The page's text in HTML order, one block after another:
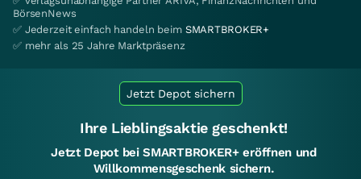
BörsenNews
✅ Jederzeit einfach handeln beim SMARTBROKER+
✅ mehr als 25 Jahre Marktpräsenz
Jetzt Depot sichern
Ihre Lieblingsaktie geschenkt!
Jetzt Depot bei SMARTBROKER+ eröffnen und
Willkommensgeschenk sichern.